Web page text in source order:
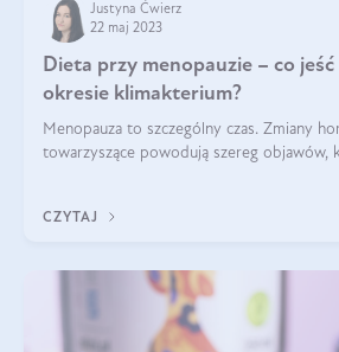
Justyna Ćwierz
22 maj 2023
Dieta przy menopauzie – co
okresie klimakterium?
Menopauza to szczególny czas. Zmiany
towarzyszące powodują szereg objawów,
CZYTAJ